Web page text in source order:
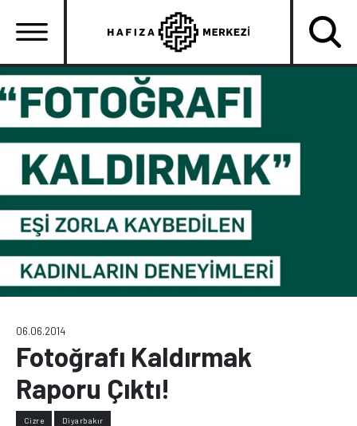
atla
Ana
gezinti
menüsü
06.06.2014
Fotoğrafı Kaldırmak
Raporu Çıktı!
Cizre Diyarbakır